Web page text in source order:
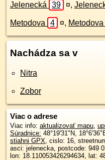
Jelenecká 39 ¤,
Metodova 4 ¤, Metodova
Nachádza sa v
Nitra
Zobor
Viac o adrese
Viac info: aktualizovať mapu,
Súradnice: 48°19'31"N,
stiahni GPX, cislo: 16,
asci: jelenecka, postcode: 949 01, city: Nitra,
lon: 18.110053426294634, lat: